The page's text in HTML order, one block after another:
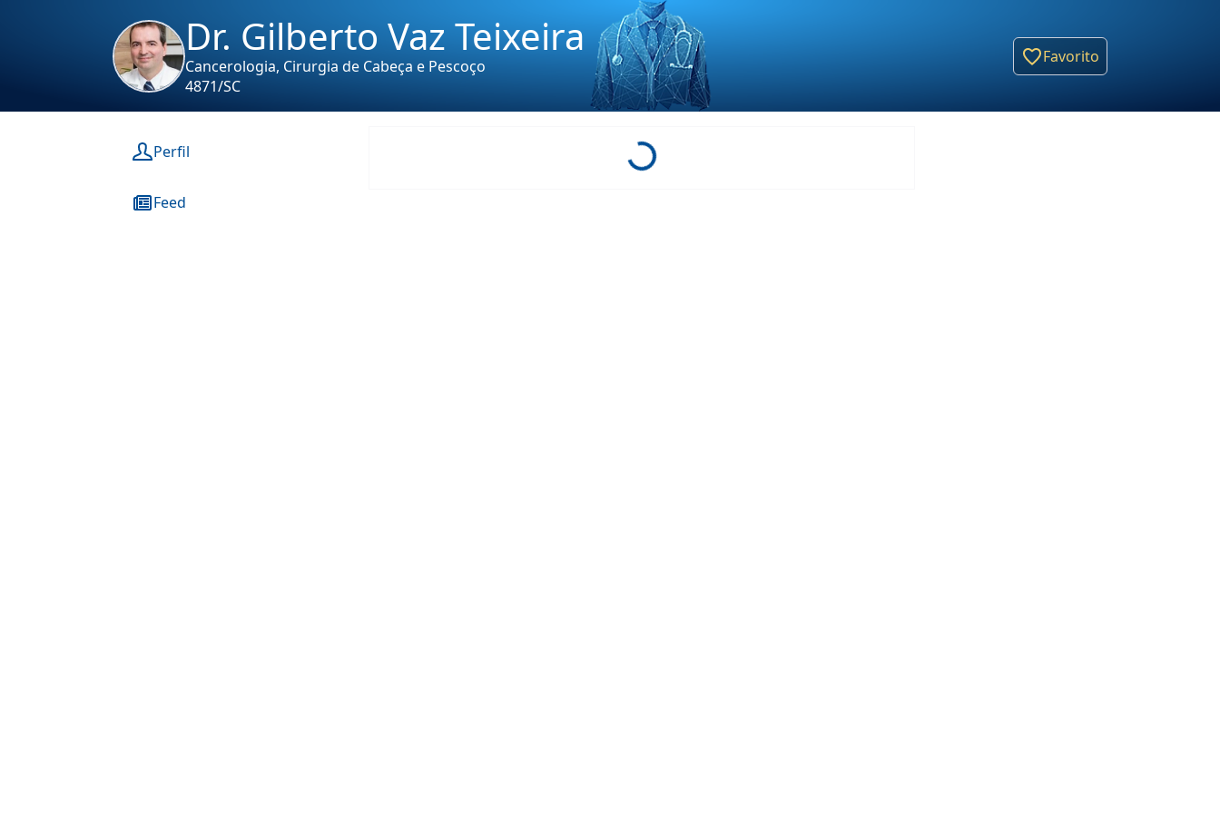
Dr. Gilberto Vaz Teixeira
Cancerologia, Cirurgia de Cabeça e Pescoço
4871/SC
Favorito
Perfil
Feed
Loading...